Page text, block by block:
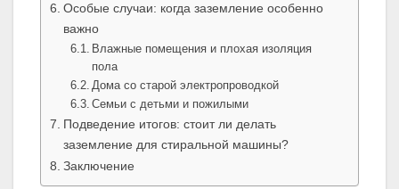
Особые случаи: когда заземление особенно
важно
Влажные помещения и плохая изоляция
пола
Дома со старой электропроводкой
Семьи с детьми и пожилыми
Подведение итогов: стоит ли делать
заземление для стиральной машины?
Заключение